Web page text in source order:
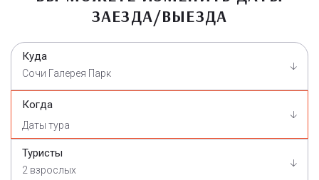
ЗАЕЗДА/ВЫЕЗДА
Куда
Сочи Галерея Парк
Когда
Туристы
2 взрослых